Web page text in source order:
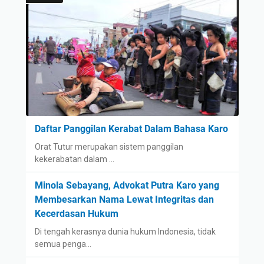
Daftar Panggilan Kerabat Dalam Bahasa Karo
Orat Tutur merupakan sistem panggilan
kekerabatan dalam …
Minola Sebayang, Advokat Putra Karo yang
Membesarkan Nama Lewat Integritas dan
Kecerdasan Hukum
Di tengah kerasnya dunia hukum Indonesia, tidak
semua penga…